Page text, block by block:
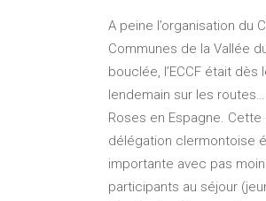
A peine l’organisation du
Communes de la Vallée
bouclée, l’ECCF était dès
lendemain sur les
Roses en Espagne. Cette
délégation clermontoise
importante avec pas
participants au séjour